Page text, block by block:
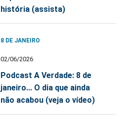
história (assista)
8 DE JANEIRO
02/06/2026
Podcast A Verdade: 8 de
janeiro... O dia que ainda
não acabou (veja o vídeo)